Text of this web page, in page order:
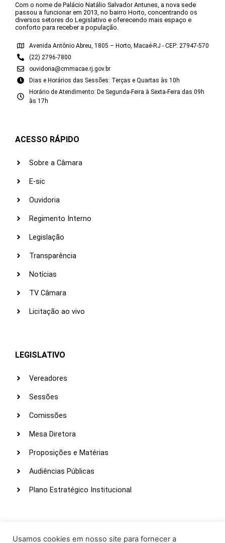
Com o nome de Palácio Natálio Salvador Antunes, a nova sede
passou a funcionar em 2013, no bairro Horto, concentrando os
diversos setores do Legislativo e oferecendo mais espaço e
conforto para receber a população.
Avenida Antônio Abreu, 1805 – Horto, Macaé-RJ - CEP: 27947-570
(22) 2796-7800
ouvidoria@cmmacae.rj.gov.br
Dias e Horários das Sessões: Terças e Quartas às 10h
Horário de Atendimento: De Segunda-Feira à Sexta-Feira das 09h
às 17h
ACESSO RÁPIDO
Sobre a Câmara
E-sic
Ouvidoria
Regimento Interno
Legislação
Transparência
Notícias
TV Câmara
Licitação ao vivo
LEGISLATIVO
Vereadores
Sessões
Comissões
Mesa Diretora
Proposições e Matérias
Audiências Públicas
Plano Estratégico Institucional
Webmail
Usamos cookies em nosso site para fornecer a